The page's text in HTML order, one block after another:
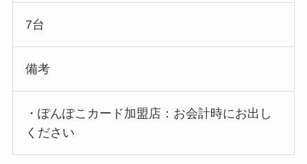
7台
備考
・ぽんぽこカード加盟店：お会計時にお出し
ください